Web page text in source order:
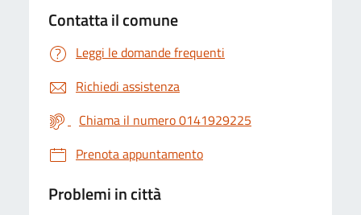
Contatta il comune
Leggi le domande frequenti
Richiedi assistenza
Chiama il numero 0141929225
Prenota appuntamento
Problemi in città